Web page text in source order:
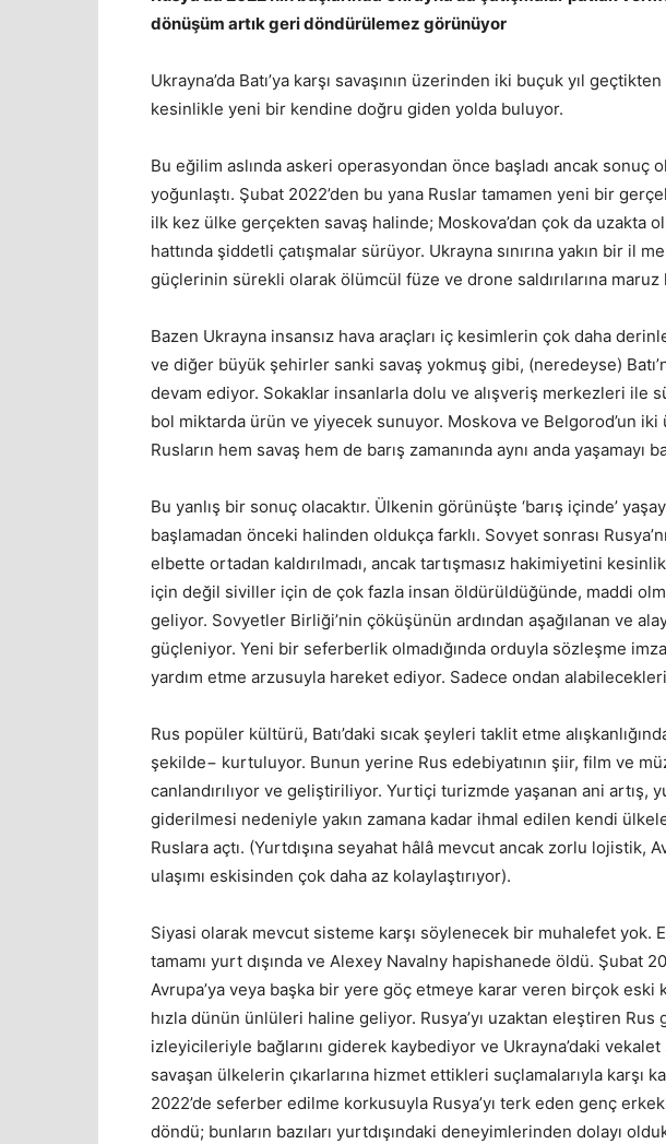
dönüşüm artık geri döndürülemez görünüyor
Ukrayna’da Batı’ya karşı savaşının üzerinden iki buçuk yıl
kesinlikle yeni bir kendine doğru giden yolda buluyor.
Bu eğilim aslında askeri operasyondan önce başladı ancak sonuç
yoğunlaştı. Şubat 2022’den bu yana Ruslar tamamen yeni bir
ilk kez ülke gerçekten savaş halinde; Moskova’dan çok da uzakta
hattında şiddetli çatışmalar sürüyor. Ukrayna sınırına yakın bir il
güçlerinin sürekli olarak ölümcül füze ve drone saldırılarına maruz
Bazen Ukrayna insansız hava araçları iç kesimlerin çok daha
ve diğer büyük şehirler sanki savaş yokmuş gibi, (neredeyse)
devam ediyor. Sokaklar insanlarla dolu ve alışveriş merkezleri ile
bol miktarda ürün ve yiyecek sunuyor. Moskova ve Belgorod’un
Rusların hem savaş hem de barış zamanında aynı anda yaşamayı
Bu yanlış bir sonuç olacaktır. Ülkenin görünüşte ‘barış içinde’
başlamadan önceki halinden oldukça farklı. Sovyet sonrası
elbette ortadan kaldırılmadı, ancak tartışmasız hakimiyetini
için değil siviller için de çok fazla insan öldürüldüğünde, maddi
geliyor. Sovyetler Birliği’nin çöküşünün ardından aşağılanan ve
güçleniyor. Yeni bir seferberlik olmadığında orduyla sözleşme
yardım etme arzusuyla hareket ediyor. Sadece ondan
Rus popüler kültürü, Batı’daki sıcak şeyleri taklit etme
şekilde− kurtuluyor. Bunun yerine Rus edebiyatının şiir, film ve
canlandırılıyor ve geliştiriliyor. Yurtiçi turizmde yaşanan ani artış,
giderilmesi nedeniyle yakın zamana kadar ihmal edilen kendi
Ruslara açtı. (Yurtdışına seyahat hâlâ mevcut ancak zorlu lojistik,
ulaşımı eskisinden çok daha az kolaylaştırıyor).
Siyasi olarak mevcut sisteme karşı söylenecek bir muhalefet yok.
tamamı yurt dışında ve Alexey Navalny hapishanede öldü. Şubat
Avrupa’ya veya başka bir yere göç etmeye karar veren birçok
hızla dünün ünlüleri haline geliyor. Rusya’yı uzaktan eleştiren
izleyicileriyle bağlarını giderek kaybediyor ve Ukrayna’daki vekalet
savaşan ülkelerin çıkarlarına hizmet ettikleri suçlamalarıyla karşı
2022’de seferber edilme korkusuyla Rusya’yı terk eden genç
döndü; bunların bazıları yurtdışındaki deneyimlerinden dolayı